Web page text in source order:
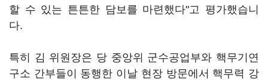
할 수 있는 튼튼한 담보를 마련했다"고 평가했습니
다.
특히 김 위원장은 당 중앙위 군수공업부와 핵무기연
구소 간부들이 동행한 이날 현장 방문에서 핵무력 강